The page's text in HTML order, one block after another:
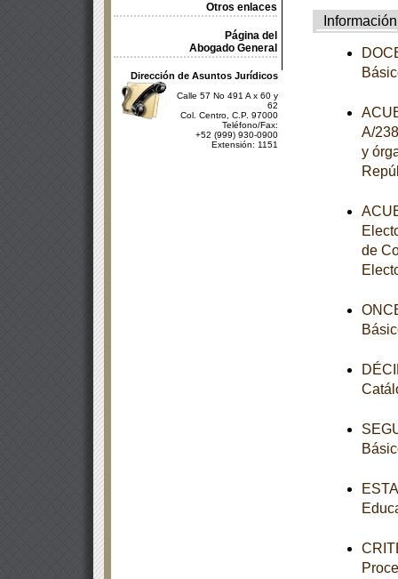
Otros enlaces
Página del
Abogado General
Dirección de Asuntos Jurídicos
Calle 57 No 491 A x 60 y
62
Col. Centro, C.P. 97000
Teléfono/Fax:
+52 (999) 930-0900
Extensión: 1151
Información
A/
y
de